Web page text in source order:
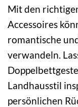
Mit den
Accessoires
romantische
verwandeln.
Landhausstil
persönlichen